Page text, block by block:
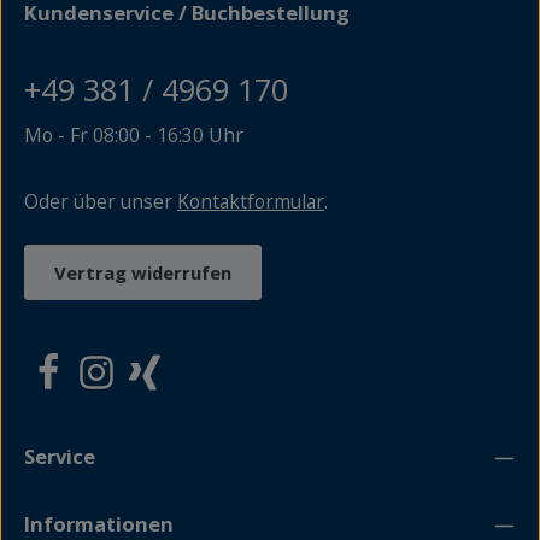
Raketenversuchsanstalt für Ereignisse, die Usedom
Mittlerweile jedoch dominiert wieder der Eindruck einer
Landschaft, die in ihrer Schönheit kaum einen Vergleich
zu scheuen braucht. Eine wunderschöne Kulisse für
einen unvergesslichen Urlaub, der in Buchform gekleidet
Wiederkommen animieren kann.
Kundenservice / Buchbestellung
+49 381 / 4969 170
Mo - Fr 08:00 - 16:30 Uhr
Oder über unser Kontaktformular.
Vertrag widerrufen
Service
Informationen